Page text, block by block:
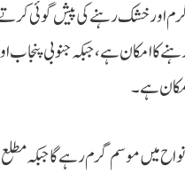
اور خشک رہنے کی پیش گوئی
کا امکان ہے، جبکہ جنوبی پنجاب
ہے۔
میں موسم گرم رہے گا جبکہ